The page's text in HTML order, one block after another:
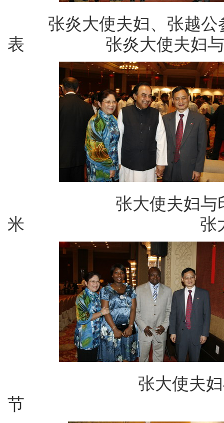
张炎大使夫妇、张越公
表 张炎大使夫妇与罗
张大使夫妇与印老
米 张大使夫妇与
张大使夫妇与非
节 不丹驻印